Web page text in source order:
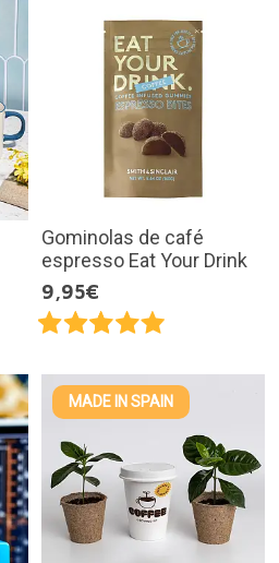
Gominolas de café
espresso Eat Your Drink
9,95€
MADE IN SPAIN